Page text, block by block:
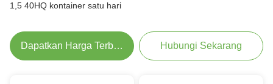
1,5 40HQ kontainer satu hari
Dapatkan Harga Terbaik Hubungi Sekarang